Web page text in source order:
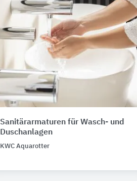
Sanitärarmaturen für Wasch- und
Duschanlagen
KWC Aquarotter